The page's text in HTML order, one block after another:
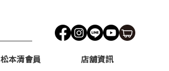
松本清會員 店舖資訊